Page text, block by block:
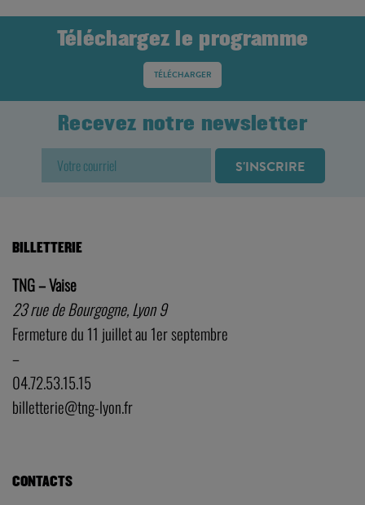
Téléchargez le programme
TÉLÉCHARGER
Recevez notre newsletter
BILLETTERIE
TNG – Vaise
23 rue de Bourgogne, Lyon 9
Fermeture du 11 juillet au 1er septembre
–
04.72.53.15.15
billetterie@tng-lyon.fr
CONTACTS